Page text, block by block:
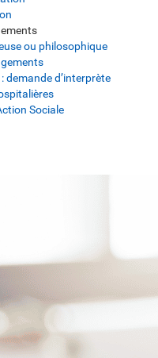
ou philosophique
demande d’interprète
Sociale